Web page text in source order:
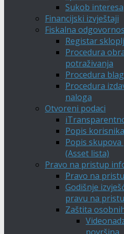
Sukob interesa
Financijski izvještaji
Fiskalna
Registar
Procedura
potraživanja
Procedura
Procedura
naloga
Otvoreni podaci
Popis
Popis
(Asset lista)
Pravo na pristup
Pravo na
Godišnje
pravu na
Zaštita